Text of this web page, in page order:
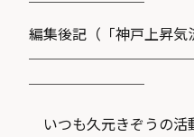
￣￣￣￣￣￣￣￣
編集後記（「神戸上昇気
────────
いつも久元きぞうの活